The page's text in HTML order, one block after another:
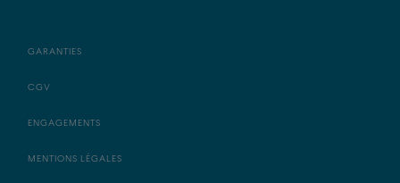
GARANTIES
CGV
ENGAGEMENTS
MENTIONS LÉGALES